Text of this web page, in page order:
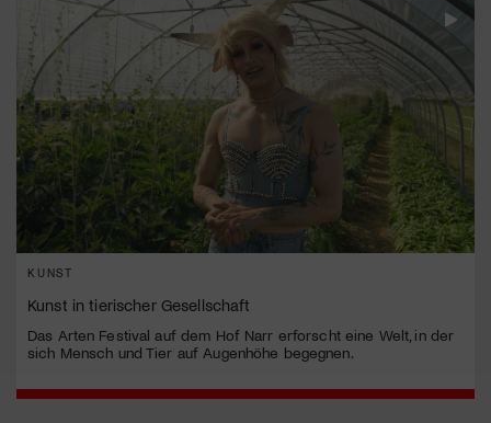
KUNST
Kunst in tierischer Gesellschaft
Das Arten Festival auf dem Hof Narr erforscht eine Welt, in der
sich Mensch und Tier auf Augenhöhe begegnen.